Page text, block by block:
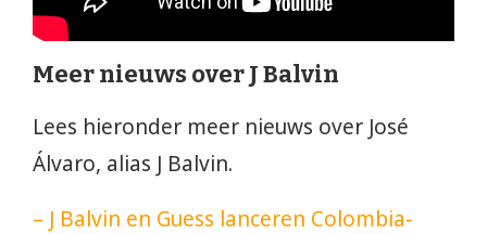
Meer nieuws over J Balvin
Lees hieronder meer nieuws over José
Álvaro, alias J Balvin.
– J Balvin en Guess lanceren Colombia-